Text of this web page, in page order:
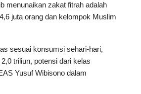
menunaikan zakat fitrah adalah
juta orang dan kelompok Muslim
sesuai konsumsi sehari-hari,
triliun, potensi dari kelas
Yusuf Wibisono dalam